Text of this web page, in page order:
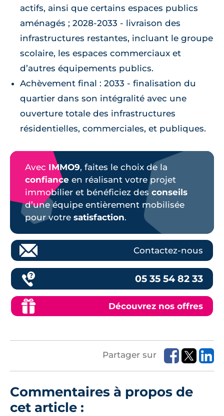
actifs, ainsi que certains espaces publics
aménagés ; 2028-2033 - livraison des
infrastructures restantes, incluant le groupe
scolaire, les espaces commerciaux et
d’autres équipements publics.
Achèvement final : 2033 - finalisation du
quartier dans son intégralité avec une
ouverture totale des infrastructures
résidentielles, commerciales, et publiques.
Avec IMMO9, faites le choix de la
confiance en réalisant votre projet
immobilier et bénéficiez des conseils
d’une équipe entièrement mobilisée
pour votre satisfaction.
Contactez-nous
05 35 54 82 33
Découvrez nos offres
Partager sur
Commentaires à propos de
cet article :